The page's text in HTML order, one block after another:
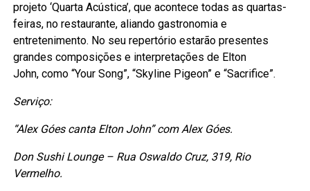
projeto ‘Quarta Acústica’, que acontece todas as quartas-
feiras, no restaurante, aliando gastronomia e
entretenimento. No seu repertório estarão presentes
grandes composições e interpretações de Elton
John, como “Your Song”, “Skyline Pigeon” e “Sacrifice”.
Serviço:
“Alex Góes canta Elton John” com Alex Góes.
Don Sushi Lounge – Rua Oswaldo Cruz, 319, Rio
Vermelho.